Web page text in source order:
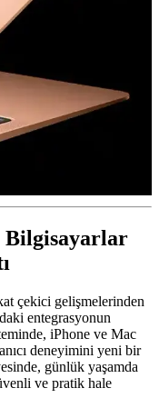
Bilgisayarlar
çekici gelişmelerinden
entegrasyonun
iPhone ve Mac
deneyimini yeni bir
günlük yaşamda
ve pratik hale